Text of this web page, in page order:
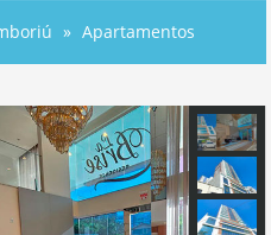
Apartamentos